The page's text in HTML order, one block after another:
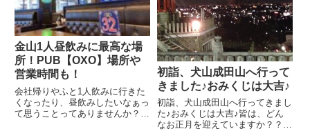
金山1人昼飲みに最高な場
所！PUB【OXO】場所や
営業時間も！
会社帰りやふと1人飲みに行きた
くなったり、昼飲みしたいなぁっ
て思うことってありませんか？個
初詣、犬山成田山へ行って
きました♪おみくじは大吉♪
初詣、犬山成田山へ行ってきまし
た♪おみくじは大吉♪皆は、どん
なお正月を迎えていますか？？僕